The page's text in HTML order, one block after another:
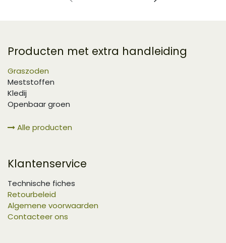
Producten met extra handleiding
Graszoden
Meststoffen
Kledij
Openbaar groen
Alle producten
Klantenservice
Technische fiches
Retourbeleid
Algemene voorwaarden
Contacteer ons